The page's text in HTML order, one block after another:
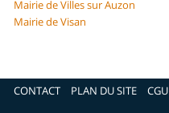
Mairie de Villes sur Auzon
Mairie de Visan
CONTACT PLAN DU SITE CGU